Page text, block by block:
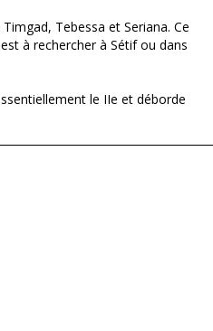
Tebessa et Seriana. Ce
à rechercher à Sétif ou dans
le IIe et déborde